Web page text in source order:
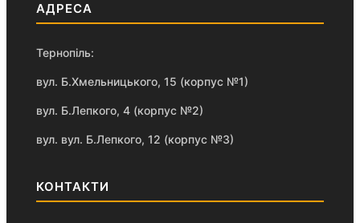
АДРЕСА
Тернопіль:
вул. Б.Хмельницького, 15 (корпус №1)
вул. Б.Лепкого, 4 (корпус №2)
вул. вул. Б.Лепкого, 12 (корпус №3)
КОНТАКТИ